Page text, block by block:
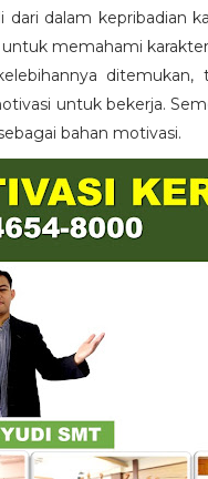
dalam kepribadian
memahami
untuk bekerja.
bahan motivasi.